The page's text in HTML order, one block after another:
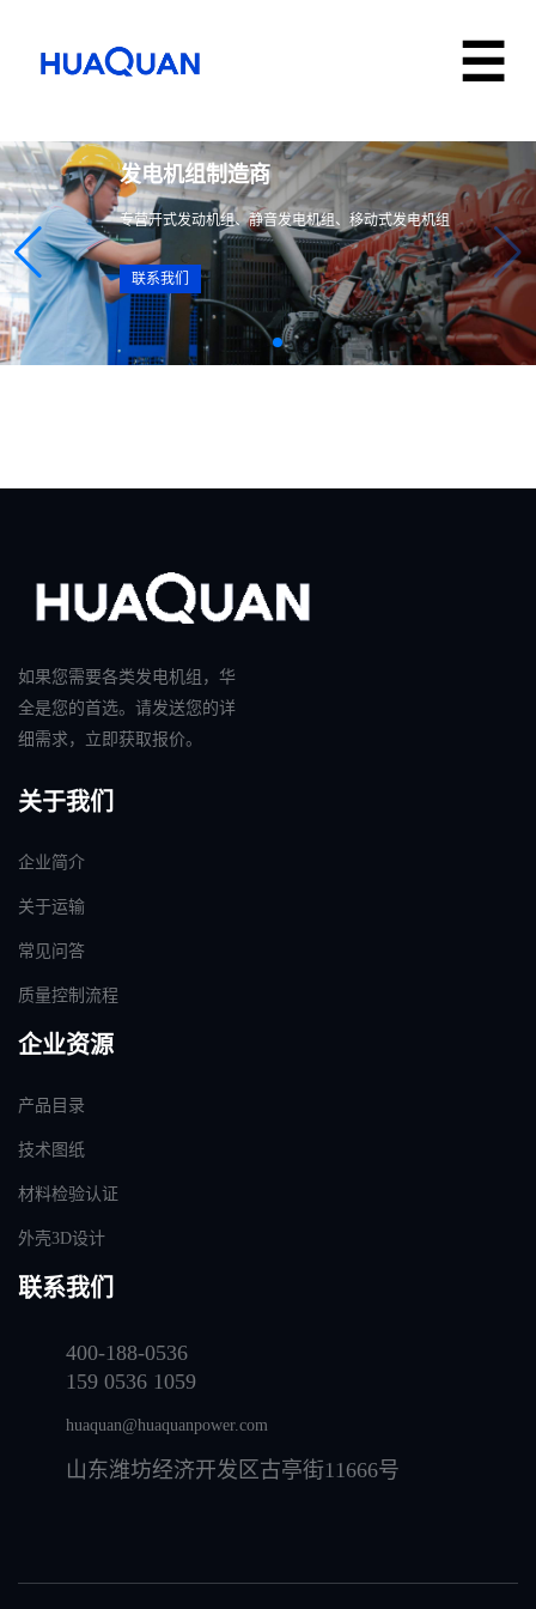
发电机组制造商
专营开式发动机组、静音发电机组、移动式发电机组
联系我们
如果您需要各类发电机组，华
全是您的首选。请发送您的详
细需求，立即获取报价。
关于我们
企业简介
关于运输
常见问答
质量控制流程
企业资源
产品目录
技术图纸
材料检验认证
外壳3D设计
联系我们
400-188-0536
159 0536 1059
huaquan@huaquanpower.com
山东潍坊经济开发区古亭街11666号